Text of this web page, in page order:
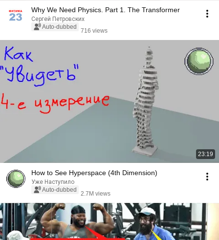
Why We Need Physics. Part 1. The Transformer
Сергей Петровских
Auto-dubbed
716 views
23:19
How to See Hyperspace (4th Dimension)
Уже Наступило
Auto-dubbed
2.7M views